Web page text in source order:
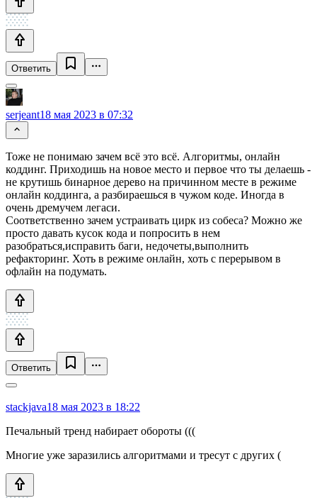
Ответить
serjeant18 мая 2023 в 07:32
Тоже не понимаю зачем всё это всё. Алгоритмы, онлайн
коддинг. Приходишь на новое место и первое что ты делаешь -
не крутишь бинарное дерево на причинном месте в режиме
онлайн коддинга, а разбираешься в чужом коде. Иногда в
очень дремучем легаси.
Соответственно зачем устраивать цирк из собеса? Можно же
просто давать кусок кода и попросить в нем
разобраться,исправить баги, недочеты,выполнить
рефакторинг. Хоть в режиме онлайн, хоть с перерывом в
офлайн на подумать.
Ответить
stackjava18 мая 2023 в 18:22
Печальный тренд набирает обороты (((
Многие уже заразились алгоритмами и тресут с других (